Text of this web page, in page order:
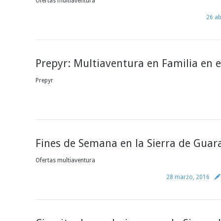
26
Prepyr: Multiaventura en Familia en
Prepyr
Fines de Semana en la Sierra de
Ofertas multiaventura
28 marzo, 2016